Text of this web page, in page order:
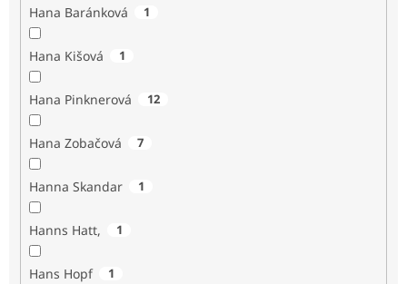
Hana Baránková 1
Hana Kišová 1
Hana Pinknerová 12
Hana Zobačová 7
Hanna Skandar 1
Hanns Hatt, 1
Hans Hopf 1